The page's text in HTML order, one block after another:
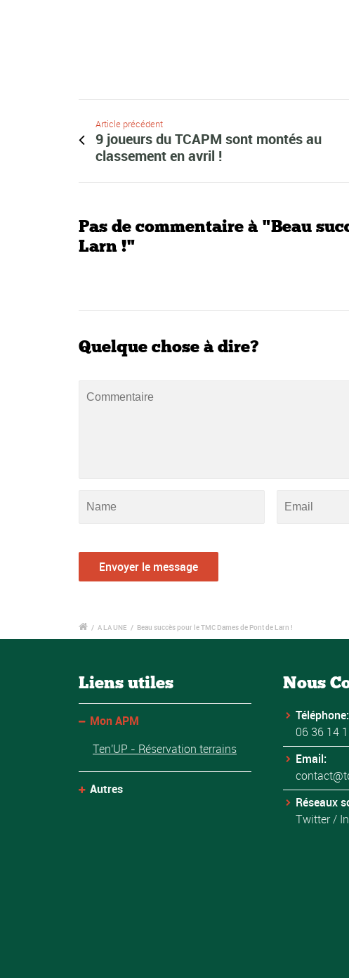
Article précédent
9 joueurs du TCAPM sont montés au
classement en avril !
Pas de commentaire à "Beau
Larn !"
Quelque chose à dire?
/ A LA UNE / Beau succès pour le TMC Dames de Pont de Larn !
Liens utiles
Mon APM
Ten'UP - Réservation terrains
Autres
Nous
Téléphone:
06 36 14
Email:
Réseaux
Twitter/